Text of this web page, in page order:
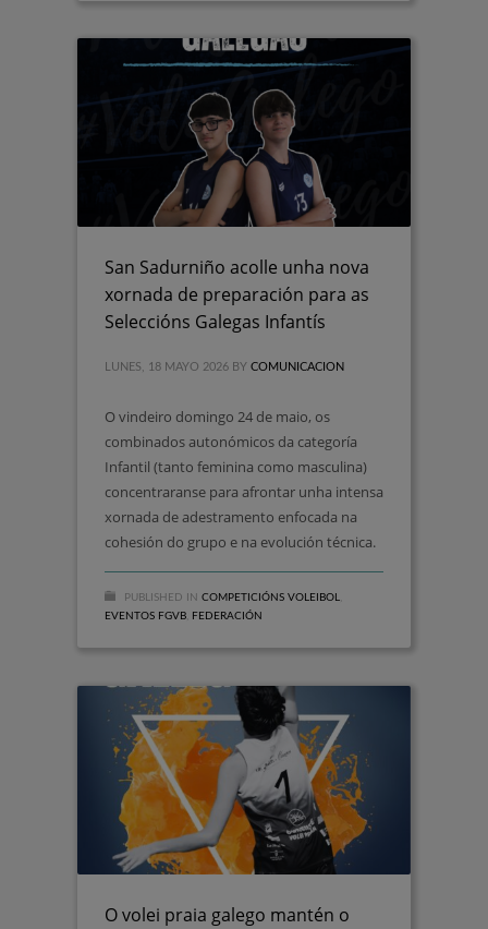
San Sadurniño acolle unha nova
xornada de preparación para as
Seleccións Galegas Infantís
LUNES, 18 MAYO 2026 BY COMUNICACION
O vindeiro domingo 24 de maio, os
combinados autonómicos da categoría
Infantil (tanto feminina como masculina)
concentraranse para afrontar unha intensa
xornada de adestramento enfocada na
cohesión do grupo e na evolución técnica.
PUBLISHED IN COMPETICIÓNS VOLEIBOL
EVENTOS FGVB
FEDERACIÓN
O volei praia galego mantén o